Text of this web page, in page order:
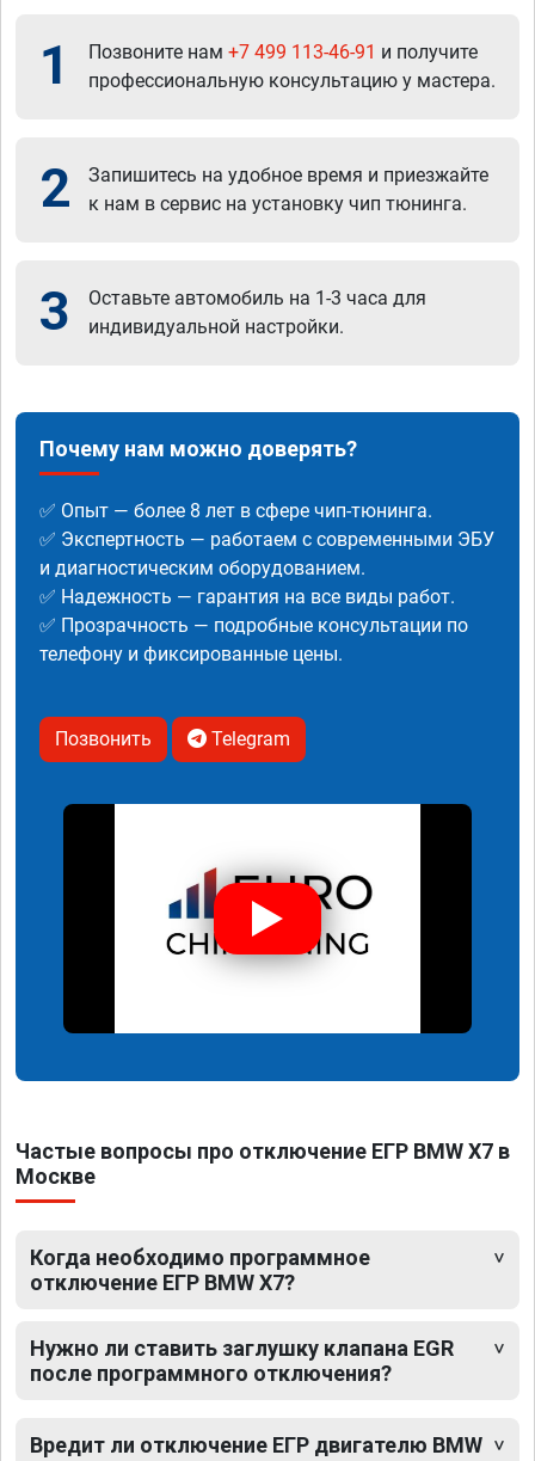
1 Позвоните нам +7 499 113-46-91 и получите
профессиональную консультацию у мастера.
2
Запишитесь на удобное время и приезжайте
к нам в сервис на установку чип тюнинга.
3
Оставьте автомобиль на 1-3 часа для
индивидуальной настройки.
Почему нам можно доверять?
✅ Опыт — более 8 лет в сфере чип-тюнинга.
✅ Экспертность — работаем с современными ЭБУ
и диагностическим оборудованием.
✅ Надежность — гарантия на все виды работ.
✅ Прозрачность — подробные консультации по
телефону и фиксированные цены.
Позвонить Telegram
Частые вопросы про отключение ЕГР BMW X7 в
Москве
Когда необходимо программное
отключение ЕГР BMW X7?
Нужно ли ставить заглушку клапана EGR
после программного отключения?
Вредит ли отключение ЕГР двигателю BMW